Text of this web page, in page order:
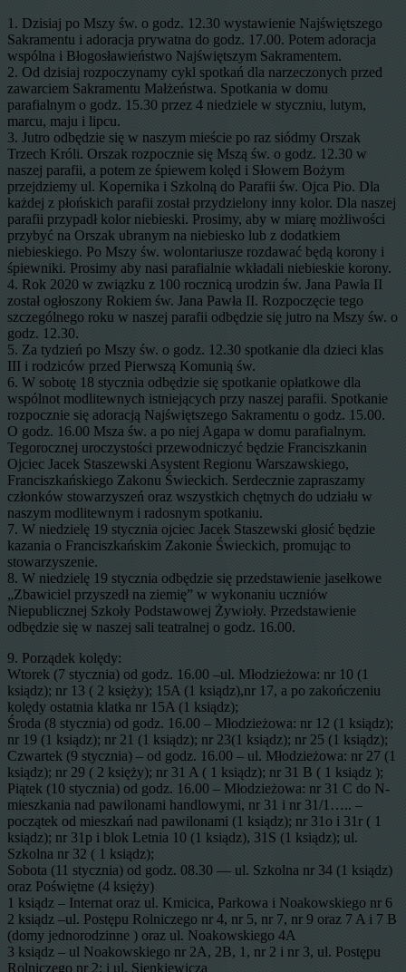
1. Dzisiaj po Mszy św. o godz. 12.30 wystawienie Najświętszego
Sakramentu i adoracja prywatna do godz. 17.00. Potem adoracja
wspólna i Błogosławieństwo Najświętszym Sakramentem.
2. Od dzisiaj rozpoczynamy cykl spotkań dla narzeczonych przed
zawarciem Sakramentu Małżeństwa. Spotkania w domu
parafialnym o godz. 15.30 przez 4 niedziele w styczniu, lutym,
marcu, maju i lipcu.
3. Jutro odbędzie się w naszym mieście po raz siódmy Orszak
Trzech Króli. Orszak rozpocznie się Mszą św. o godz. 12.30 w
naszej parafii, a potem ze śpiewem kolęd i Słowem Bożym
przejdziemy ul. Kopernika i Szkolną do Parafii św. Ojca Pio. Dla
każdej z płońskich parafii został przydzielony inny kolor. Dla naszej
parafii przypadł kolor niebieski. Prosimy, aby w miarę możliwości
przybyć na Orszak ubranym na niebiesko lub z dodatkiem
niebieskiego. Po Mszy św. wolontariusze rozdawać będą korony i
śpiewniki. Prosimy aby nasi parafialnie wkładali niebieskie korony.
4. Rok 2020 w związku z 100 rocznicą urodzin św. Jana Pawła II
został ogłoszony Rokiem św. Jana Pawła II. Rozpoczęcie tego
szczególnego roku w naszej parafii odbędzie się jutro na Mszy św. o
godz. 12.30.
5. Za tydzień po Mszy św. o godz. 12.30 spotkanie dla dzieci klas
III i rodziców przed Pierwszą Komunią św.
6. W sobotę 18 stycznia odbędzie się spotkanie opłatkowe dla
wspólnot modlitewnych istniejących przy naszej parafii. Spotkanie
rozpocznie się adoracją Najświętszego Sakramentu o godz. 15.00.
O godz. 16.00 Msza św. a po niej Agapa w domu parafialnym.
Tegorocznej uroczystości przewodniczyć będzie Franciszkanin
Ojciec Jacek Staszewski Asystent Regionu Warszawskiego,
Franciszkańskiego Zakonu Świeckich. Serdecznie zapraszamy
członków stowarzyszeń oraz wszystkich chętnych do udziału w
naszym modlitewnym i radosnym spotkaniu.
7. W niedzielę 19 stycznia ojciec Jacek Staszewski głosić będzie
kazania o Franciszkańskim Zakonie Świeckich, promując to
stowarzyszenie.
8. W niedzielę 19 stycznia odbędzie się przedstawienie jasełkowe
„Zbawiciel przyszedł na ziemię” w wykonaniu uczniów
Niepublicznej Szkoły Podstawowej Żywioły. Przedstawienie
odbędzie się w naszej sali teatralnej o godz. 16.00.
9. Porządek kolędy:
Wtorek (7 stycznia) od godz. 16.00 –ul. Młodzieżowa: nr 10 (1
ksiądz); nr 13 ( 2 księży); 15A (1 ksiądz),nr 17, a po zakończeniu
kolędy ostatnia klatka nr 15A (1 ksiądz);
Środa (8 stycznia) od godz. 16.00 – Młodzieżowa: nr 12 (1 ksiądz);
nr 19 (1 ksiądz); nr 21 (1 ksiądz); nr 23(1 ksiądz); nr 25 (1 ksiądz);
Czwartek (9 stycznia) – od godz. 16.00 – ul. Młodzieżowa: nr 27 (1
ksiądz); nr 29 ( 2 księży); nr 31 A ( 1 ksiądz); nr 31 B ( 1 ksiądz );
Piątek (10 stycznia) od godz. 16.00 – Młodzieżowa: nr 31 C do N-
mieszkania nad pawilonami handlowymi, nr 31 i nr 31/1….. –
początek od mieszkań nad pawilonami (1 ksiądz); nr 31o i 31r ( 1
ksiądz); nr 31p i blok Letnia 10 (1 ksiądz), 31S (1 ksiądz); ul.
Szkolna nr 32 ( 1 ksiądz);
Sobota (11 stycznia) od godz. 08.30 –– ul. Szkolna nr 34 (1 ksiądz)
oraz Poświętne (4 księży)
1 ksiądz – Internat oraz ul. Kmicica, Parkowa i Noakowskiego nr 6
2 ksiądz –ul. Postępu Rolniczego nr 4, nr 5, nr 7, nr 9 oraz 7 A i 7 B
(domy jednorodzinne ) oraz ul. Noakowskiego 4A
3 ksiądz – ul Noakowskiego nr 2A, 2B, 1, nr 2 i nr 3, ul. Postępu
Rolniczego nr 2; i ul. Sienkiewicza